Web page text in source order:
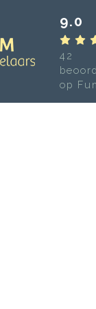
9.0
42
op